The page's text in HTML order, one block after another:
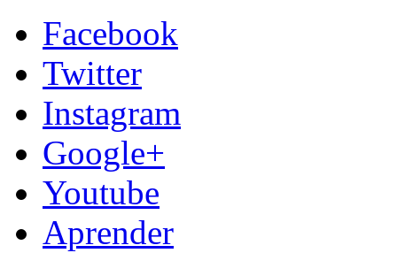
Facebook
Twitter
Instagram
Google+
Youtube
Aprender